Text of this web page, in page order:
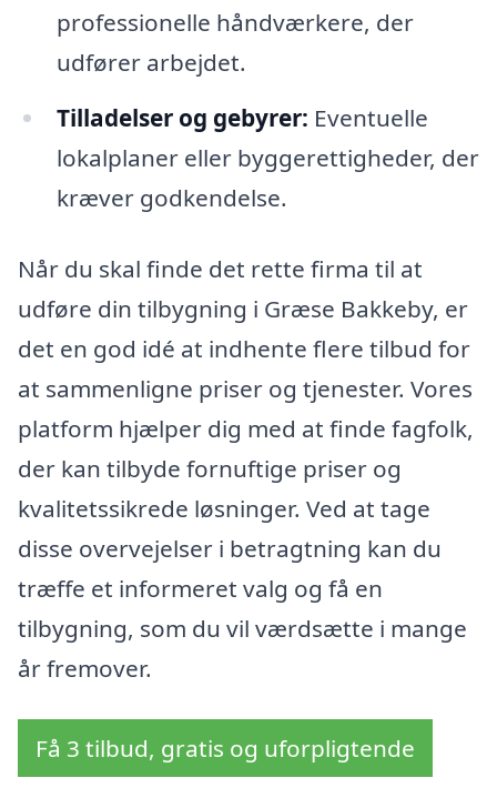
professionelle håndværkere, der
udfører arbejdet.
Tilladelser og gebyrer: Eventuelle
lokalplaner eller byggerettigheder, der
kræver godkendelse.
Når du skal finde det rette firma til at
udføre din tilbygning i Græse Bakkeby, er
det en god idé at indhente flere tilbud for
at sammenligne priser og tjenester. Vores
platform hjælper dig med at finde fagfolk,
der kan tilbyde fornuftige priser og
kvalitetssikrede løsninger. Ved at tage
disse overvejelser i betragtning kan du
træffe et informeret valg og få en
tilbygning, som du vil værdsætte i mange
år fremover.
Få 3 tilbud, gratis og uforpligtende